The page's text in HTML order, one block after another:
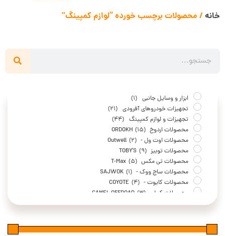
خانه / محصولات برچسب خورده “لوازم کمپینگ”
ابزار و وسایل جانبی (1)
تجهیزات خودروهای آفرودی (21)
تجهیزات و لوازم کمپینگ (44)
محصولات اردوخ ORDOKH (15)
محصولات اوت ول - Outwell (2)
محصولات توبیز TOBY'S (9)
محصولات تی مکس T-Max (5)
محصولات ساج ووک - SAJWOK (1)
محصولات کایوت - COYOTE (4)
محصولات کمل -CAMEL OFFROAD
(3)
محصولات لایف تایم - LIFE TIME (1)
نصب لوازم و تجهیز ماشین های آفرود (15)